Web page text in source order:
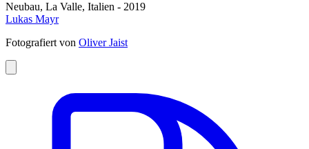
Neubau, La Valle, Italien - 2019
Lukas Mayr
Fotografiert von Oliver Jaist